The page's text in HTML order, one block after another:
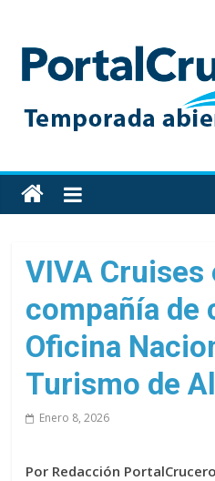
content
Toda
la
de
cruceros
en
solo
sitio
VIVA
compañía de
Oficina
Turismo de
Enero 8, 2026
Por Redacción